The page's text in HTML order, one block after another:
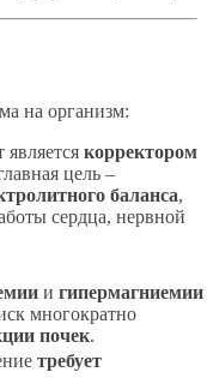
на организм:
является корректором
цель –
баланса,
сердца, нервной
и гипермагниемии
многократно
почек.
требует